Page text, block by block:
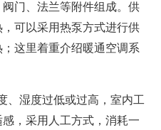
门、法兰等附件组成。供
可以采用热泵方式进行供
这里着重介绍暖通空调系
、湿度过低或过高，室内工
，采用人工方式，消耗一